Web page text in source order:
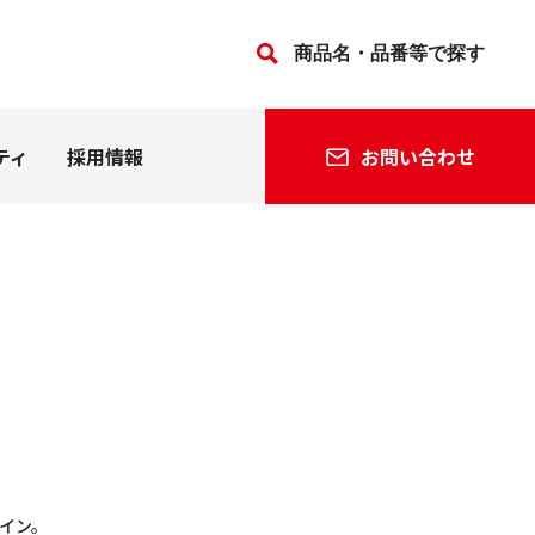
ィ 採用情報
お問い合わせ
法人の方
ン。